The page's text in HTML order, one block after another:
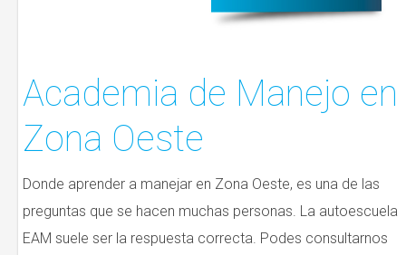
Academia de Manejo en
Zona Oeste
Donde aprender a manejar en Zona Oeste, es una de las
preguntas que se hacen muchas personas. La autoescuela
EAM suele ser la respuesta correcta. Podes consultarnos